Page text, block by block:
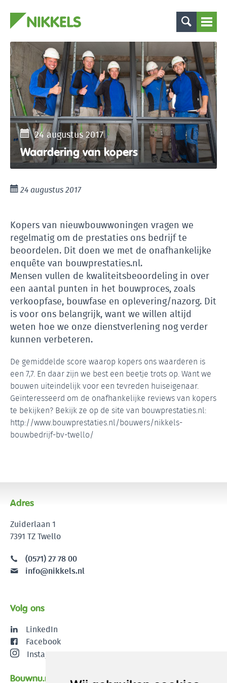
24 augustus 2017
Waardering van kopers
24 augustus 2017
Kopers van nieuwbouwwoningen vragen we
regelmatig om de prestaties ons bedrijf te
beoordelen. Dit doen we met de onafhankelijke
enquête van bouwprestaties.nl.
Mensen vullen de kwaliteitsbeoordeling in over
een aantal punten in het bouwproces, zoals
verkoopfase, bouwfase en oplevering/nazorg. Dit
is voor ons belangrijk, want we willen altijd
weten hoe we onze dienstverlening nog verder
kunnen verbeteren.
De gemiddelde score waarop kopers ons waarderen is
een 7,7. En daar zijn we best een beetje trots op. Want we
bouwen uiteindelijk voor een tevreden huiseigenaar.
Geïnteresseerd om de onafhankelijke reviews van kopers
te bekijken? Bekijk ze op de site van bouwprestaties.nl:
http://www.bouwprestaties.nl/bouwers/nikkels-
bouwbedrijf-bv-twello/
Adres
Zuiderlaan 1
7391 TZ Twello
(0571) 27 78 00
info@nikkels.nl
Volg ons
LinkedIn
Facebook
Instagram
Bouwnu.nl